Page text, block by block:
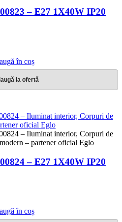
– E27 1X40W IP20
în coș
la ofertă
– E27 1X40W IP20
în coș